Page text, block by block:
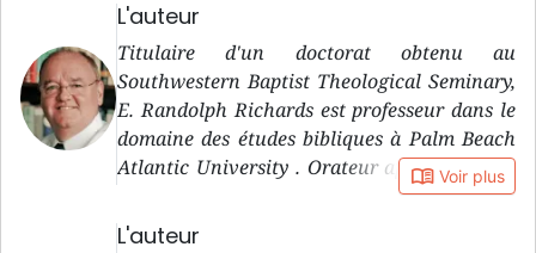
L'auteur
Titulaire d'un doctorat obtenu au
Southwestern Baptist Theological Seminary,
E. Randolph Richards est professeur dans le
domaine des études bibliques à Palm Beach
Atlantic University . Orateur apprécié, il est
en outre l’auteur (ou le coauteur) de
plusieurs livres et articles. Il a également
book_open Voir plus
L'auteur